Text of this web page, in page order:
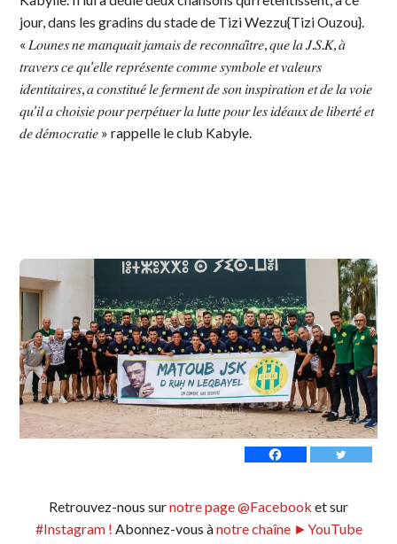
jour, dans les gradins du stade de Tizi Wezzu{Tizi Ouzou}.
« 𝐿𝑜𝑢𝑛𝑒𝑠 𝑛𝑒 𝑚𝑎𝑛𝑞𝑢𝑎𝑖𝑡 𝑗𝑎𝑚𝑎𝑖𝑠 𝑑𝑒 𝑟𝑒𝑐𝑜𝑛𝑛𝑎𝑖̂𝑡𝑟𝑒, 𝑞𝑢𝑒 𝑙𝑎 𝐽.𝑆.𝐾, 𝑎̀
𝑡𝑟𝑎𝑣𝑒𝑟𝑠 𝑐𝑒 𝑞𝑢’𝑒𝑙𝑙𝑒 𝑟𝑒𝑝𝑟𝑒́𝑠𝑒𝑛𝑡𝑒 𝑐𝑜𝑚𝑚𝑒 𝑠𝑦𝑚𝑏𝑜𝑙𝑒 𝑒𝑡 𝑣𝑎𝑙𝑒𝑢𝑟𝑠
𝑖𝑑𝑒𝑛𝑡𝑖𝑡𝑎𝑖𝑟𝑒𝑠, 𝑎 𝑐𝑜𝑛𝑠𝑡𝑖𝑡𝑢𝑒́ 𝑙𝑒 𝑓𝑒𝑟𝑚𝑒𝑛𝑡 𝑑𝑒 𝑠𝑜𝑛 𝑖𝑛𝑠𝑝𝑖𝑟𝑎𝑡𝑖𝑜𝑛 𝑒𝑡 𝑑𝑒 𝑙𝑎 𝑣𝑜𝑖𝑒
𝑞𝑢’𝑖𝑙 𝑎 𝑐ℎ𝑜𝑖𝑠𝑖𝑒 𝑝𝑜𝑢𝑟 𝑝𝑒𝑟𝑝𝑒́𝑡𝑢𝑒𝑟 𝑙𝑎 𝑙𝑢𝑡𝑡𝑒 𝑝𝑜𝑢𝑟 𝑙𝑒𝑠 𝑖𝑑𝑒́𝑎𝑢𝑥 𝑑𝑒 𝑙𝑖𝑏𝑒𝑟𝑡𝑒́ 𝑒𝑡
𝑑𝑒 𝑑𝑒́𝑚𝑜𝑐𝑟𝑎𝑡𝑖𝑒 » rappelle le club Kabyle.
Retrouvez-nous surnotre page @Facebook et sur
#Instagram ! Abonnez-vous ànotre chaîne ►YouTube